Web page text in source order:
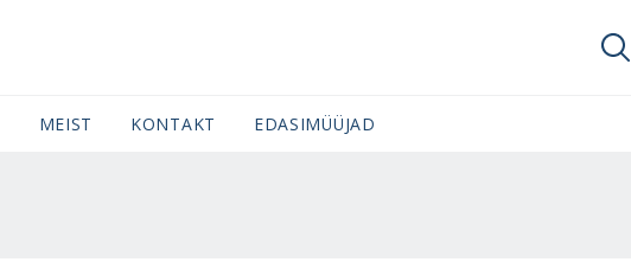
MEIST KONTAKT EDASIMÜÜJAD